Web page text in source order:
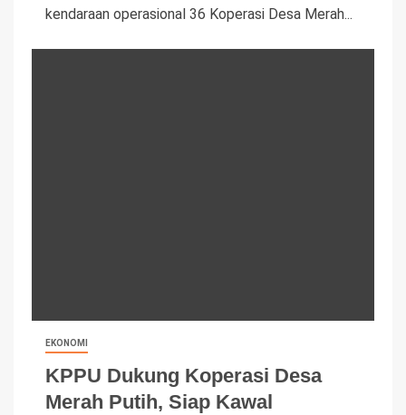
kendaraan operasional 36 Koperasi Desa Merah...
EKONOMI
KPPU Dukung Koperasi Desa
Merah Putih, Siap Kawal